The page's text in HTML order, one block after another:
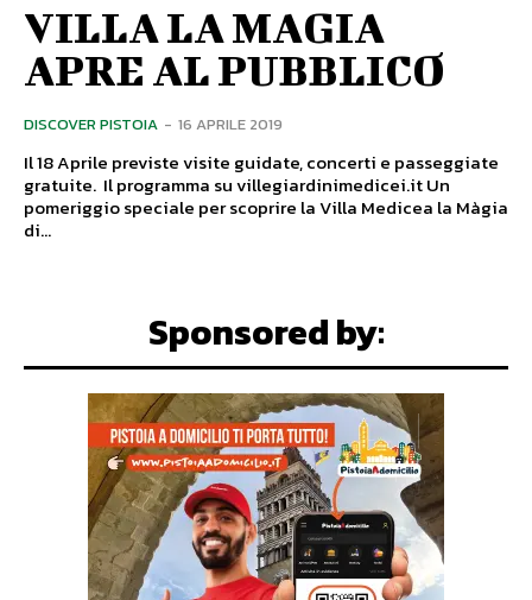
VILLA LA MAGIA
APRE AL PUBBLICO
DISCOVER PISTOIA - 16 APRILE 2019
Il 18 Aprile previste visite guidate, concerti e passeggiate
gratuite. Il programma su villegiardinimedicei.it Un
pomeriggio speciale per scoprire la Villa Medicea la Màgia
di...
Sponsored by: